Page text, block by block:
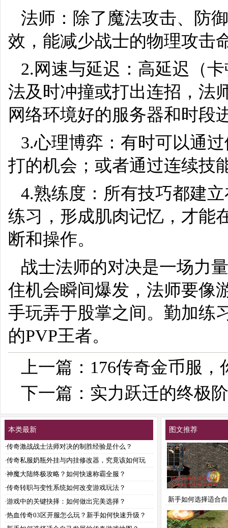
法师：除了魔法攻击、防
效，能减少战士的物理攻击
2.网速与延迟：高延迟（
法及时冲撞或打出连招，法
网络环境好的服务器和时段
3.心理博弈：有时可以通
打的机会；或者通过连续技
4.熟练度：所有技巧都建
练习，形成肌肉记忆，才能
断和操作。
战士法师的对决是一场力
住机会瞬间爆发，法师要像
手玩弄于股掌之间。勤加练
的PVP王者。
上一篇： 176传奇金币服
下一篇： 实力跃迁的终极
本类最新
·传奇激战战士法师对决的制胜经验是什么？
·传奇私服奶瓶外挂与内挂修改器，究竟该如何玩
转？
·神魔大陆终极攻略？如何快速称霸全服？
·传奇转职与变性系统如何改变游戏玩法？
·游戏中的关键抉择：如何做出完美选择？
·热血传奇03区开服怎么玩？新手如何快速升级？
图文推荐
新手如何选择适合
的传奇游戏地